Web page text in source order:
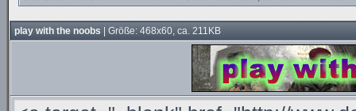
play with the noobs | Größe: 468x60, ca. 211KB